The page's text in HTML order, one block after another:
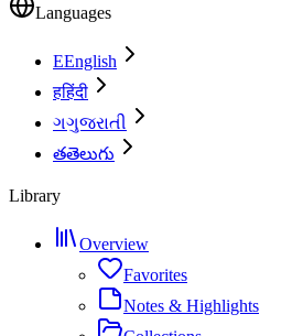
Languages
EEnglish
हहिंदी
ગગુજરાતી
తతెలుగు
Library
Overview
Favorites
Notes & Highlights